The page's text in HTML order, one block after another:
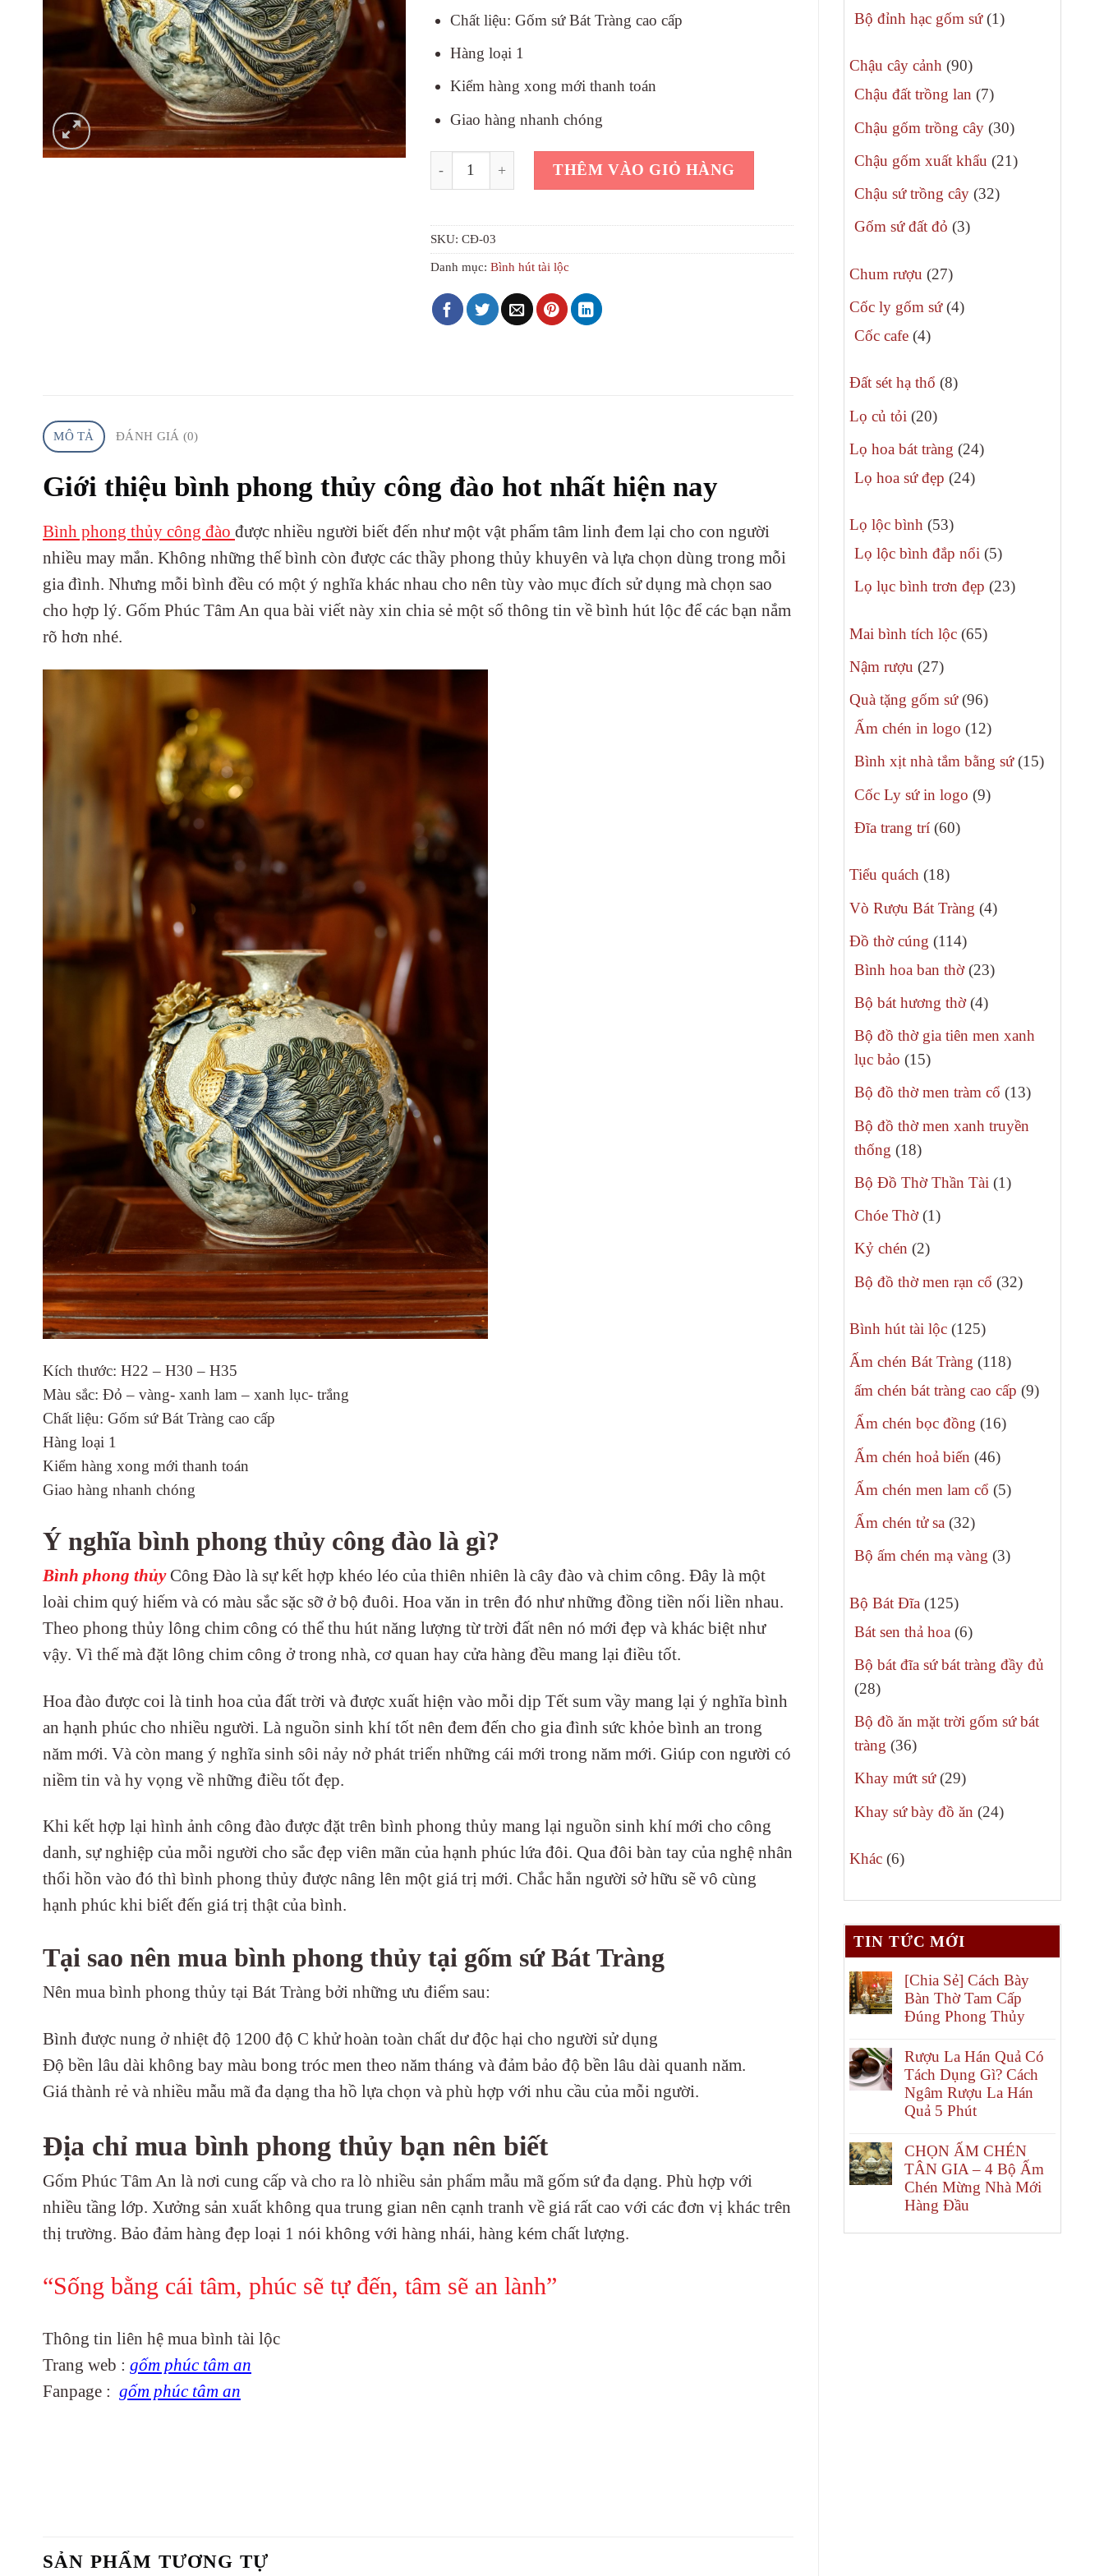
sản
Bộ đỉnh hạc gốm sứ 11
Chậu cây cảnh 9090
sản
Chậu đất trồng lan 77
phẩm
Chậu gốm trồng cây 3030
phẩm
Chậu gốm xuất khẩu 2121
Chậu sứ trồng cây 3232
Gốm sứ đất đỏ 33
Chum rượu 2727
phẩm
Cốc ly gốm sứ 44
Cốc cafe 44
phẩm
Đất sét hạ thổ 88
Lọ củ tỏi 2020
phẩm
Lọ hoa bát tràng 2424
Lọ hoa sứ đẹp 2424
Lọ lộc bình 5353
sản
Lọ lộc bình đắp nổi 55
phẩm
Lọ lục bình trơn đẹp 2323
Mai bình tích lộc 6565
Nậm rượu 2727
phẩm
Quà tặng gốm sứ 9696
sản
Ấm chén in logo 1212
phẩm
Bình xịt nhà tắm bằng sứ 1515
Cốc Ly sứ in logo 99
Đĩa trang trí 6060
Tiểu quách 1818
phẩm
Vò Rượu Bát Tràng 44
Đồ thờ cúng 114114
sản
Bình hoa ban thờ 2323
Bộ bát hương thờ 44
Bộ đồ thờ gia tiên men xanh
lục bảo
1515
Bộ đồ thờ men tràm cổ 1313
Bộ đồ thờ men xanh truyền
thống
1818
Bộ Đồ Thờ Thần Tài 11
Chóe Thờ 11
Kỷ chén 22
Bộ đồ thờ men rạn cổ 3232
Bình hút tài lộc 125125
phẩm
Ấm chén Bát Tràng 118118
sản
ấm chén bát tràng cao cấp 99
Ấm chén bọc đồng 1616
Ấm chén hoả biến 4646
phẩm
Ấm chén men lam cổ 55
Ấm chén tử sa 3232
phẩm
Bộ ấm chén mạ vàng 33
Bộ Bát Đĩa 125125
sản
Bát sen thả hoa 66
phẩm
Bộ bát đĩa sứ bát tràng đầy đủ
2828
sản
Bộ đồ ăn mặt trời gốm sứ bát
tràng
3636
phẩm
Khay mứt sứ 2929
phẩm
Khay sứ bày đồ ăn 2424
Khác 66
phẩm
TIN TỨC MỚI
[Chia Sẻ] Cách Bày
Bàn Thờ Tam Cấp
Đúng Phong Thủy
Rượu La Hán Quả Có
Tách Dụng Gì? Cách
Ngâm Rượu La Hán
Quả 5 Phút
CHỌN ẤM CHÉN
TÂN GIA – 4 Bộ Ấm
Chén Mừng Nhà Mới
Hàng Đầu
Chất liệu: Gốm sứ Bát Tràng cao cấp
Hàng loại 1
Kiểm hàng xong mới thanh toán
Giao hàng nhanh chóng
Bình phong thủy công đào màu trắng đắp nổi đẹp số lượng
THÊM VÀO GIỎ HÀNG
SKU: CĐ-03
Danh mục: Bình hút tài lộc
MÔ TẢ ĐÁNH GIÁ (0)
Giới thiệu bình phong thủy công đào hot nhất hiện nay
Bình phong thủy công đào được nhiều người biết đến như một vật phẩm tâm linh đem lại cho con người
nhiều may mắn. Không những thế bình còn được các thầy phong thủy khuyên và lựa chọn dùng trong mỗi
gia đình. Nhưng mỗi bình đều có một ý nghĩa khác nhau cho nên tùy vào mục đích sử dụng mà chọn sao
cho hợp lý. Gốm Phúc Tâm An qua bài viết này xin chia sẻ một số thông tin về bình hút lộc để các bạn nắm
rõ hơn nhé.
Kích thước: H22 – H30 – H35
Màu sắc: Đỏ – vàng- xanh lam – xanh lục- trắng
Chất liệu: Gốm sứ Bát Tràng cao cấp
Hàng loại 1
Kiểm hàng xong mới thanh toán
Giao hàng nhanh chóng
Ý nghĩa bình phong thủy công đào là gì?
Bình phong thủyCông Đào là sự kết hợp khéo léo của thiên nhiên là cây đào và chim công. Đây là một
loài chim quý hiếm và có màu sắc sặc sỡ ở bộ đuôi. Hoa văn in trên đó như những đồng tiền nối liền nhau.
Theo phong thủy lông chim công có thể thu hút năng lượng từ trời đất nên nó mới đẹp và khác biệt như
vậy. Vì thế mà đặt lông chim công ở trong nhà, cơ quan hay cửa hàng đều mang lại điều tốt.
Hoa đào được coi là tinh hoa của đất trời và được xuất hiện vào mỗi dịp Tết sum vầy mang lại ý nghĩa bình
an hạnh phúc cho nhiều người. Là nguồn sinh khí tốt nên đem đến cho gia đình sức khỏe bình an trong
năm mới. Và còn mang ý nghĩa sinh sôi nảy nở phát triển những cái mới trong năm mới. Giúp con người có
niềm tin và hy vọng về những điều tốt đẹp.
Khi kết hợp lại hình ảnh công đào được đặt trên bình phong thủy mang lại nguồn sinh khí mới cho công
danh, sự nghiệp của mỗi người cho sắc đẹp viên mãn của hạnh phúc lứa đôi. Qua đôi bàn tay của nghệ nhân
thổi hồn vào đó thì bình phong thủy được nâng lên một giá trị mới. Chắc hẳn người sở hữu sẽ vô cùng
hạnh phúc khi biết đến giá trị thật của bình.
Tại sao nên mua bình phong thủy tại gốm sứ Bát Tràng
Nên mua bình phong thủy tại Bát Tràng bởi những ưu điểm sau:
Bình được nung ở nhiệt độ 1200 độ C khử hoàn toàn chất dư độc hại cho người sử dụng
Độ bền lâu dài không bay màu bong tróc men theo năm tháng và đảm bảo độ bền lâu dài quanh năm.
Giá thành rẻ và nhiều mẫu mã đa dạng tha hồ lựa chọn và phù hợp với nhu cầu của mỗi người.
Địa chỉ mua bình phong thủy bạn nên biết
Gốm Phúc Tâm An là nơi cung cấp và cho ra lò nhiều sản phẩm mẫu mã gốm sứ đa dạng. Phù hợp với
nhiều tầng lớp. Xưởng sản xuất không qua trung gian nên cạnh tranh về giá rất cao với các đơn vị khác trên
thị trường. Bảo đảm hàng đẹp loại 1 nói không với hàng nhái, hàng kém chất lượng.
“Sống bằng cái tâm, phúc sẽ tự đến, tâm sẽ an lành”
Thông tin liên hệ mua bình tài lộc
Trang web : gốm phúc tâm an
Fanpage : gốm phúc tâm an
SẢN PHẨM TƯƠNG TỰ